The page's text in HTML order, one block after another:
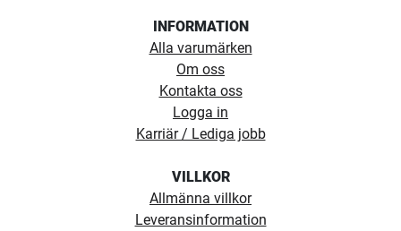
INFORMATION
Alla varumärken
Om oss
Kontakta oss
Logga in
Karriär / Lediga jobb
VILLKOR
Allmänna villkor
Leveransinformation